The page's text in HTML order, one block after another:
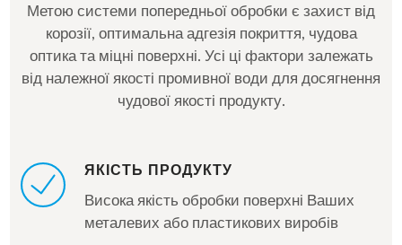
Метою системи попередньої обробки є захист від
корозії, оптимальна адгезія покриття, чудова
оптика та міцні поверхні. Усі ці фактори залежать
від належної якості промивної води для досягнення
чудової якості продукту.
ЯКІСТЬ ПРОДУКТУ
Висока якість обробки поверхні Ваших
металевих або пластикових виробів